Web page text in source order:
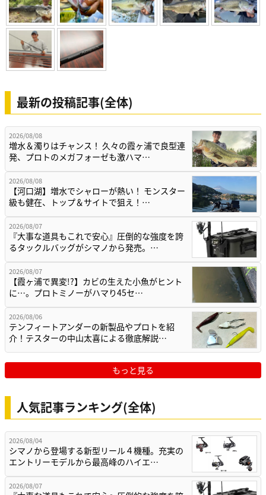
最新の投稿記事(全体)
2026/08/08
増水＆濁りはチャンス！ 久々の霞ヶ浦で良型連
発、プロトのメガフォーゼも激ハマ…
2026/08/08
【河口湖】増水でシャローが熱い！ モンスター
級も健在、トップ＆サイトで狙え！…
2026/08/07
『大事な道具もこれで安心』圧倒的な強度を誇
るタックルバッグがシマノから発売。…
2026/08/07
【霞ヶ浦で異変!?】カビの生えた小魚がヒント
に…。プロトミノーがハマり45セ…
2026/08/06
テンフィートアンダーの新製品やプロトを紹
介！テスターの中山太喜による徹底解説…
もっと見る
人気記事ランキング(全体)
2026/08/04
シマノから登場する新型リール４機種。充実の
エントリーモデルから最高峰のハイエ…
2026/08/07